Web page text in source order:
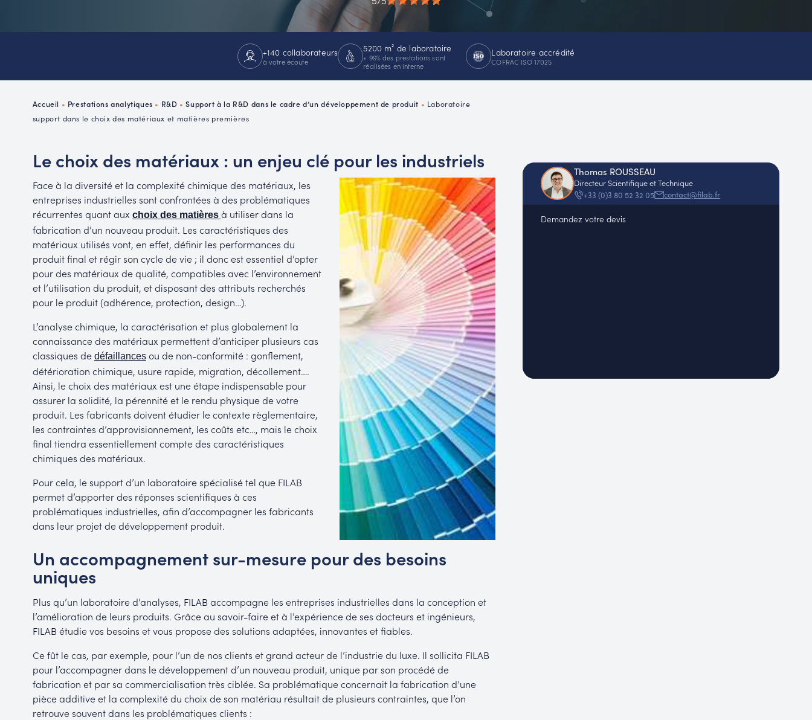
+140 collaborateurs
à votre écoute
5200 m² de laboratoire
+ 99% des prestations sont
réalisées en interne
Laboratoire accrédité
COFRAC ISO 17025
Accueil • Prestations analytiques • R&D •Support à la R&D dans le cadre d’un développement de produit • Laboratoire
support dans le choix des matériaux et matières premières
Le choix des matériaux : un enjeu clé pour les industriels
Face à la diversité et la complexité chimique des matériaux, les
entreprises industrielles sont confrontées à des problématiques
récurrentes quant aux choix des matières à utiliser dans la
fabrication d’un nouveau produit. Les caractéristiques des
matériaux utilisés vont, en effet, définir les performances du
produit final et régir son cycle de vie ; il donc est essentiel d’opter
pour des matériaux de qualité, compatibles avec l’environnement
et l’utilisation du produit, et disposant des attributs recherchés
pour le produit (adhérence, protection, design…).
L’analyse chimique, la caractérisation et plus globalement la
connaissance des matériaux permettent d’anticiper plusieurs cas
classiques de défaillancesou de non-conformité : gonflement,
détérioration chimique, usure rapide, migration, décollement….
Ainsi, le choix des matériaux est une étape indispensable pour
assurer la solidité, la pérennité et le rendu physique de votre
produit. Les fabricants doivent étudier le contexte règlementaire,
les contraintes d’approvisionnement, les coûts etc…, mais le choix
final tiendra essentiellement compte des caractéristiques
chimiques des matériaux.
Pour cela, le support d’un laboratoire spécialisé tel que FILAB
permet d’apporter des réponses scientifiques à ces
problématiques industrielles, afin d’accompagner les fabricants
dans leur projet de développement produit.
Un accompagnement sur-mesure pour des besoins
uniques
Plus qu’un laboratoire d’analyses, FILAB accompagne les entreprises industrielles dans la conception et
l’amélioration de leurs produits. Grâce au savoir-faire et à l’expérience de ses docteurs et ingénieurs,
FILAB étudie vos besoins et vous propose des solutions adaptées, innovantes et fiables.
Ce fût le cas, par exemple, pour l’un de nos clients et grand acteur de l’industrie du luxe. Il sollicita FILAB
pour l’accompagner dans le développement d’un nouveau produit, unique par son procédé de
fabrication et par sa commercialisation très ciblée. Sa problématique concernait la fabrication d’une
pièce additive et la complexité du choix de son matériau résultait de plusieurs contraintes, que l’on
retrouve souvent dans les problématiques clients :
Thomas ROUSSEAU
Directeur Scientifique et Technique
+33 (0)3 80 52 32 05
contact@filab.fr
Demandez votre devis